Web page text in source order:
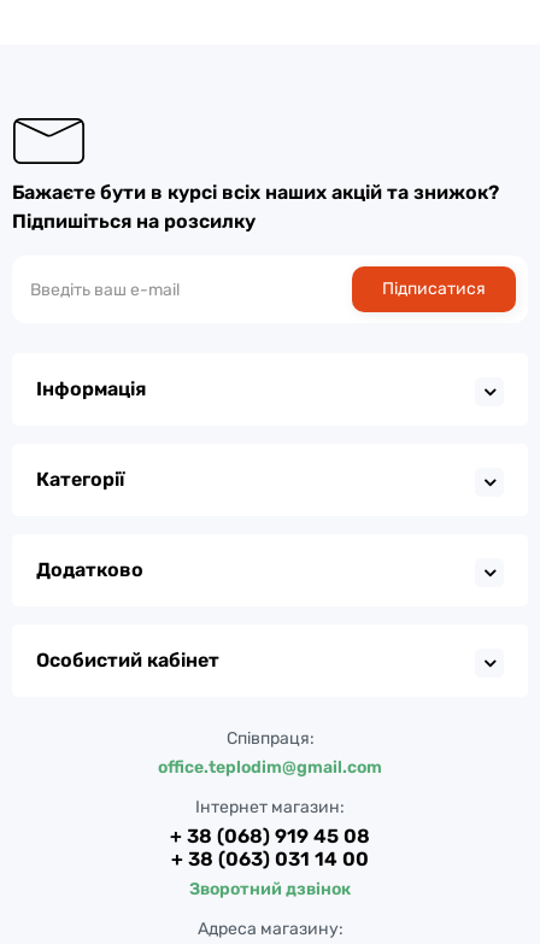
Бажаєте бути в курсі всіх наших акцій та знижок?
Підпишіться на розсилку
Підписатися
Інформація
Категорії
Додатково
Особистий кабінет
Співпраця:
office.teplodim@gmail.com
Інтернет магазин:
+ 38 (068) 919 45 08
+ 38 (063) 031 14 00
Зворотний дзвінок
Адреса магазину: